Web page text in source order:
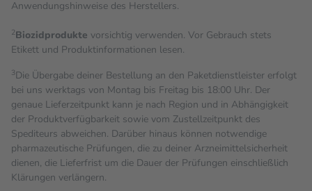
Anwendungshinweise des Herstellers.
2Biozidprodukte vorsichtig verwenden. Vor Gebrauch stets
Etikett und Produktinformationen lesen.
3Die Übergabe deiner Bestellung an den Paketdienstleister erfolgt
bei uns werktags von Montag bis Freitag bis 18:00 Uhr. Der
genaue Lieferzeitpunkt kann je nach Region und in Abhängigkeit
der Produktverfügbarkeit sowie vom Zustellzeitpunkt des
Spediteurs abweichen. Darüber hinaus können notwendige
pharmazeutische Prüfungen, die zu deiner Arzneimittelsicherheit
dienen, die Lieferfrist um die Dauer der Prüfungen einschließlich
Klärungen verlängern.